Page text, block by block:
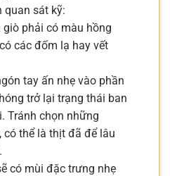
quan sát kỹ:
phải có màu hồng
các đốm lạ hay vết
tay ấn nhẹ vào phần
trở lại trạng thái ban
Tránh chọn những
thể là thịt đã để lâu
có mùi đặc trưng nhẹ